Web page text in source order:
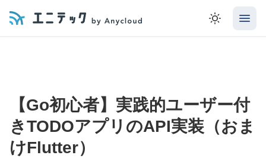
【Go初心者】実践的ユーザー付
きTODOアプリのAPI実装（おま
けFlutter）